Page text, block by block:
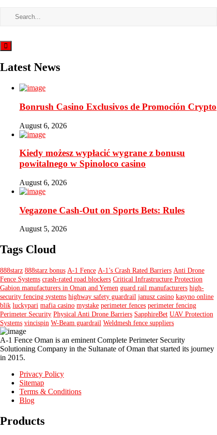
Latest News
Bonrush Casino Exclusivos de Promoción Crypto
August 6, 2026
Kiedy możesz wypłacić wygrane z bonusu
powitalnego w Spinoloco casino
August 6, 2026
Vegazone Cash-Out on Sports Bets: Rules
August 5, 2026
Tags Cloud
888starz 888starz bonus A-1 Fence A-1’s Crash Rated Barriers Anti Drone
Fence Systems crash-rated road blockers Critical Infrastructure Protection
Gabion manufacturers in Oman and Yemen guard rail manufacturers high-
security fencing systems highway safety guardrail janusz casino kasyno online
blik luckypari mafia casino mystake perimeter fences perimeter fencing
Perimeter Security Physical Anti Drone Barriers SapphireBet UAV Protection
Systems vincispin W-Beam guardrail Weldmesh fence suppliers
A-1 Fence Oman is an eminent Complete Perimeter Security
Solutioning Company in the Sultanate of Oman that started its journey
in 2015.
Privacy Policy
Sitemap
Terms & Conditions
Blog
Products